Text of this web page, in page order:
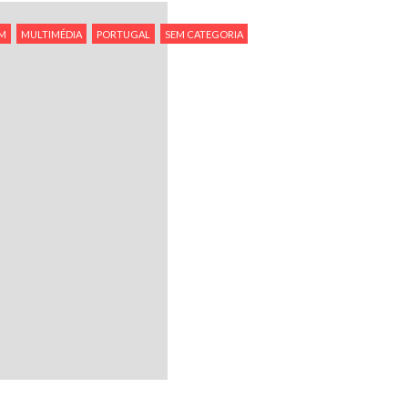
MULTIMÉDIA PORTUGAL SEM CATEGORIA